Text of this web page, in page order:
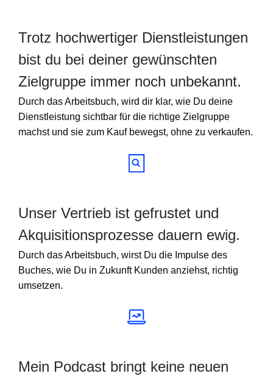
Trotz hochwertiger Dienstleistungen
bist du bei deiner gewünschten
Zielgruppe immer noch unbekannt.
Durch das Arbeitsbuch, wird dir klar, wie Du deine
Dienstleistung sichtbar für die richtige Zielgruppe
machst und sie zum Kauf bewegst, ohne zu verkaufen.
Unser Vertrieb ist gefrustet und
Akquisitionsprozesse dauern ewig.
Durch das Arbeitsbuch, wirst Du die Impulse des
Buches, wie Du in Zukunft Kunden anziehst, richtig
umsetzen.
Mein Podcast bringt keine neuen